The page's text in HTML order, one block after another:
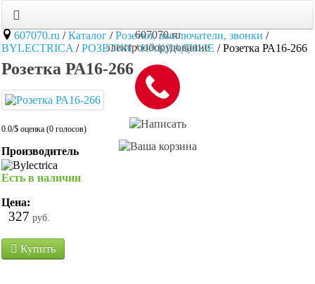
607070.ru
электрооборудование
607070.ru /Каталог /Розетки, выключатели, звонки /
BYLECTRICA /РОЗЕТКИ/НАКЛАДНЫЕ /Розетка РА16-266
Розетка РА16-266
0.0/5 оценка (0 голосов)
Производитель
Есть в наличии
Цена:
327 руб.
Купить